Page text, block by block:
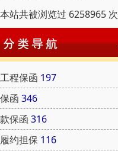
本站共被浏览过 6258965 次
程保函 197
函 346
保函 316
约担保 116